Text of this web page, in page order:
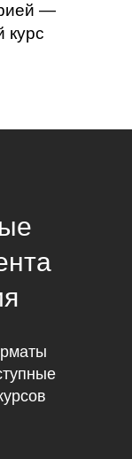
—
курс